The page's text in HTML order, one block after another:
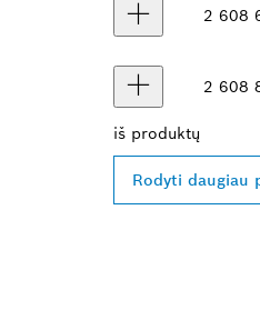
2 608
2 608
iš produktų
Rodyti daugiau